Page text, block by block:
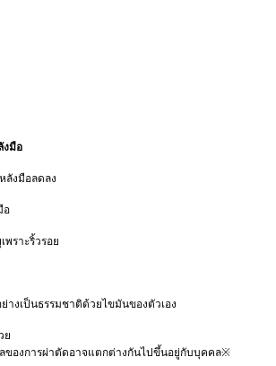
งมือ
ลังมือลดลง
อ
พราะริ้วรอย
างเป็นธรรมชาติด้วยไขมันของตัวเอง
ย
องการผ่าตัดอาจแตกต่างกันไปขึ้นอยู่กับบุคคล※